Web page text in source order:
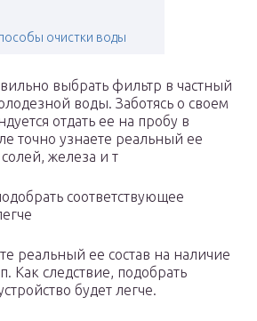
очистки воды
выбрать фильтр в частный
воды. Заботясь о своем
отдать ее на пробу в
точно узнаете реальный ее
железа и т
соответствующее
реальный ее состав на наличие
Как следствие, подобрать
будет легче.